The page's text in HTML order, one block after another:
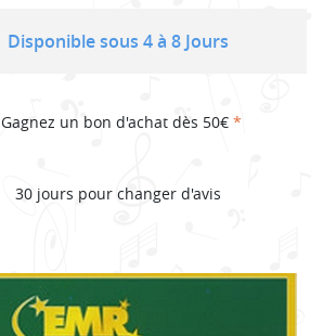
Disponible sous 4 à 8 Jours
Gagnez un bon d'achat dès 50€ *
30 jours pour changer d'avis